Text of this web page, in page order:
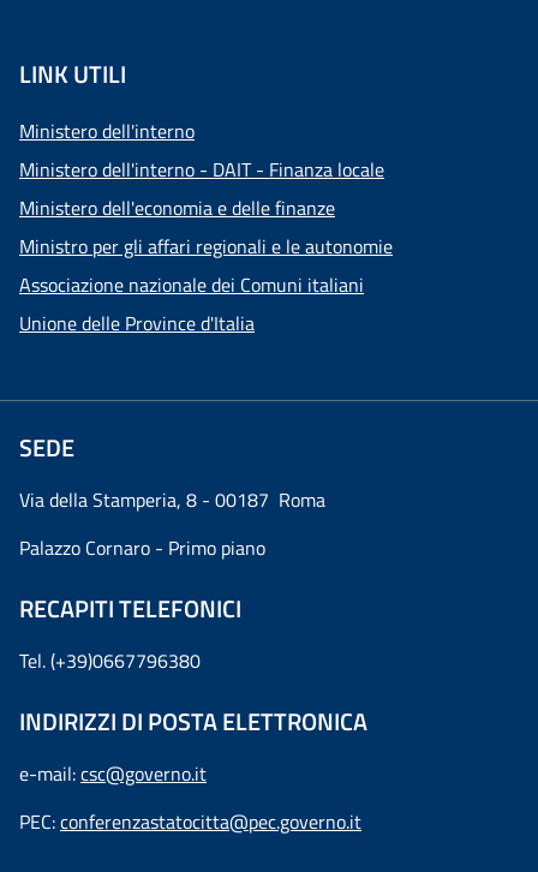
LINK UTILI
Ministero dell'interno
Ministero dell'interno - DAIT - Finanza locale
Ministero dell'economia e delle finanze
Ministro per gli affari regionali e le autonomie
Associazione nazionale dei Comuni italiani
Unione delle Province d'Italia
SEDE
Via della Stamperia, 8 - 00187 Roma
Palazzo Cornaro - Primo piano
RECAPITI TELEFONICI
Tel. (+39)0667796380
INDIRIZZI DI POSTA ELETTRONICA
e-mail:csc@governo.it
PEC:conferenzastatocitta@pec.governo.it